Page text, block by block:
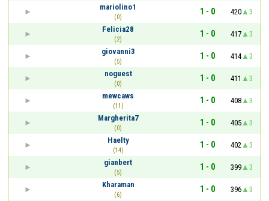
mariolino1
(0)
1 - 0 420
3
Felicia28
(2)
1 - 0 417
3
giovanni3
(5)
1 - 0 414
3
noguest
(0)
1 - 0 411
3
mewcaws
(11)
1 - 0 408
3
Margherita7
(0)
1 - 0 405
3
Haelty
(14)
1 - 0 402
3
gianbert
(5)
1 - 0 399
3
Kharaman
(6)
1 - 0 396
3